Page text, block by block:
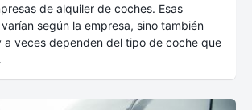
de alquiler de coches. Esas
según la empresa, sino también
a veces dependen del tipo de coche que